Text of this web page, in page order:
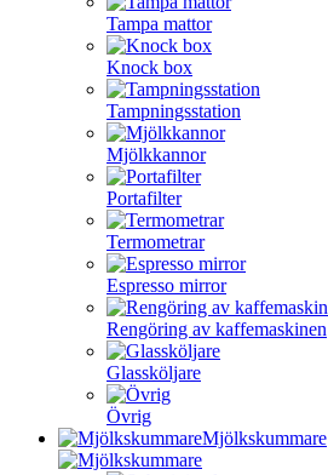
Tampa mattor
Knock box
Tampningsstation
Mjölkkannor
Portafilter
Termometrar
Espresso mirror
Rengöring av kaffemaskinen
Glassköljare
Övrig
Mjölkskummare